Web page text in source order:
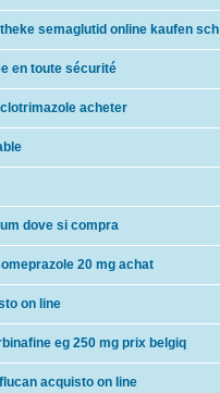
semaglutid online kaufen sch
en toute sécurité
acheter
dove si compra
20 mg achat
on line
eg 250 mg prix belgiq
acquisto on line